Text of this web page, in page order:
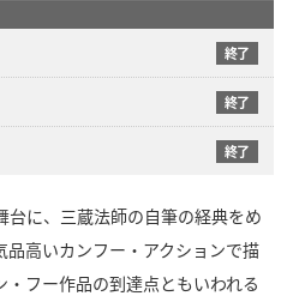
終了
終了
終了
台に、三蔵法師の自筆の経典をめ
品高いカンフー・アクションで描
フー作品の到達点ともいわれる